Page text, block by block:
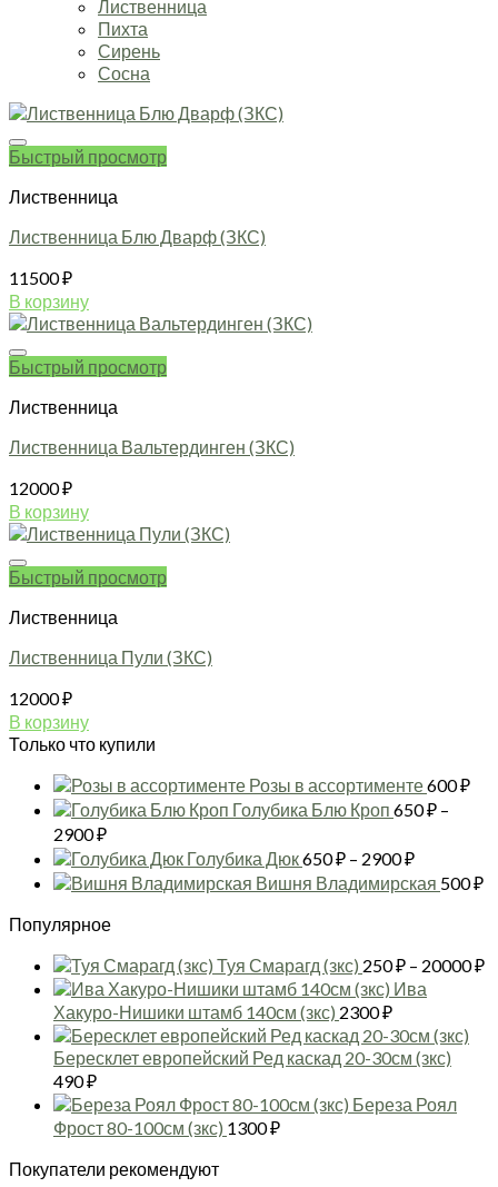
Лиственница
Пихта
Сирень
Сосна
Быстрый просмотр
Лиственница
Лиственница Блю Дварф (ЗКС)
11500₽
В корзину
Быстрый просмотр
Лиственница
Лиственница Вальтердинген (ЗКС)
12000₽
В корзину
Быстрый просмотр
Лиственница
Лиственница Пули (ЗКС)
12000₽
В корзину
Только что купили
Розы в ассортименте600₽
Голубика Блю Кроп 650₽ –
2900₽Диапазон
цен:
650 ₽
2900 ₽
Голубика Дюк650₽ – 2900₽Диапазон
цен:
Вишня Владимирская 500₽
Популярное
Туя Смарагд (зкс) 250₽ – 20000₽
Ива
Хакуро-Нишики штамб 140см (зкс) 2300₽
Бересклет европейский Ред каскад 20-30см (зкс)
490₽
Береза Роял
Фрост 80-100см (зкс) 1300₽
Покупатели рекомендуют